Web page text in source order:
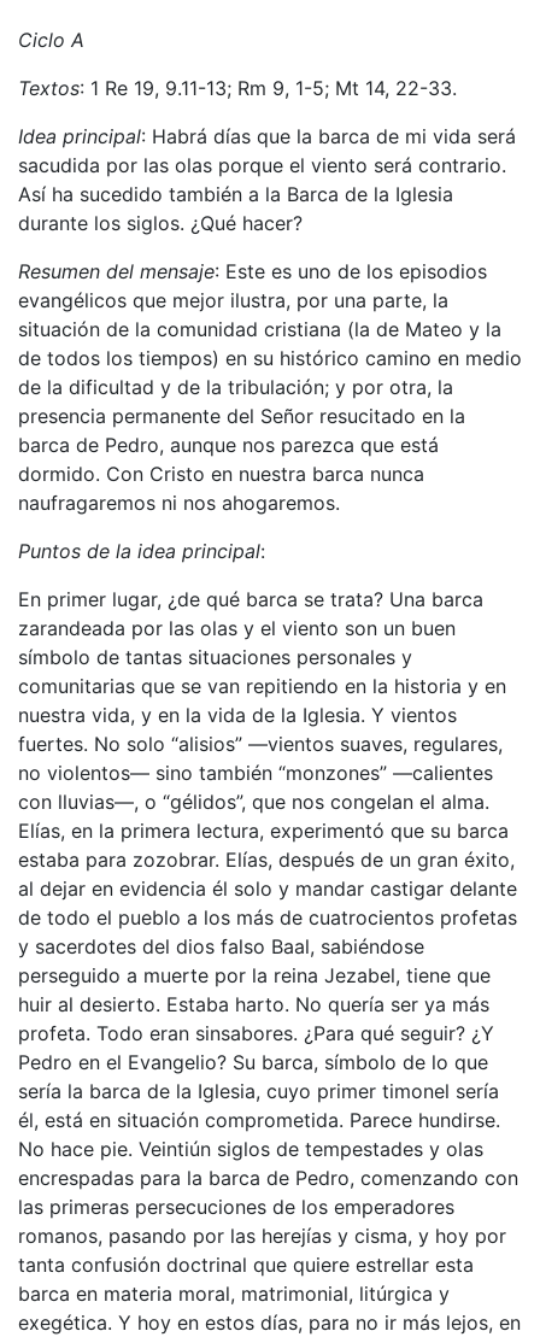
Ciclo A
Textos: 1 Re 19, 9.11-13; Rm 9, 1-5; Mt 14, 22-33.
Idea principal: Habrá días que la barca de mi vida será
sacudida por las olas porque el viento será contrario.
Así ha sucedido también a la Barca de la Iglesia
durante los siglos. ¿Qué hacer?
Resumen del mensaje: Este es uno de los episodios
evangélicos que mejor ilustra, por una parte, la
situación de la comunidad cristiana (la de Mateo y la
de todos los tiempos) en su histórico camino en medio
de la dificultad y de la tribulación; y por otra, la
presencia permanente del Señor resucitado en la
barca de Pedro, aunque nos parezca que está
dormido. Con Cristo en nuestra barca nunca
naufragaremos ni nos ahogaremos.
Puntos de la idea principal:
En primer lugar, ¿de qué barca se trata? Una barca
zarandeada por las olas y el viento son un buen
símbolo de tantas situaciones personales y
comunitarias que se van repitiendo en la historia y en
nuestra vida, y en la vida de la Iglesia. Y vientos
fuertes. No solo “alisios” —vientos suaves, regulares,
no violentos— sino también “monzones” —calientes
con lluvias—, o “gélidos”, que nos congelan el alma.
Elías, en la primera lectura, experimentó que su barca
estaba para zozobrar. Elías, después de un gran éxito,
al dejar en evidencia él solo y mandar castigar delante
de todo el pueblo a los más de cuatrocientos profetas
y sacerdotes del dios falso Baal, sabiéndose
perseguido a muerte por la reina Jezabel, tiene que
huir al desierto. Estaba harto. No quería ser ya más
profeta. Todo eran sinsabores. ¿Para qué seguir? ¿Y
Pedro en el Evangelio? Su barca, símbolo de lo que
sería la barca de la Iglesia, cuyo primer timonel sería
él, está en situación comprometida. Parece hundirse.
No hace pie. Veintiún siglos de tempestades y olas
encrespadas para la barca de Pedro, comenzando con
las primeras persecuciones de los emperadores
romanos, pasando por las herejías y cisma, y hoy por
tanta confusión doctrinal que quiere estrellar esta
barca en materia moral, matrimonial, litúrgica y
exegética. Y hoy en estos días, para no ir más lejos, en